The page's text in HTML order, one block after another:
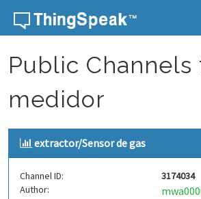
Skip to content
Public Channels
medidor
extractor/Sensor de gas
Channel ID:
3174034
Author: